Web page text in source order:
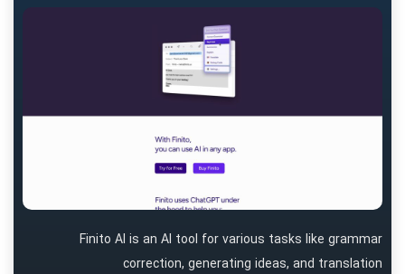
Finito AI is an AI tool for various tasks like grammar
correction, generating ideas, and translation